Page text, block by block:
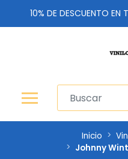
10% DE DESCUENTO EN
Inicio
Johnny